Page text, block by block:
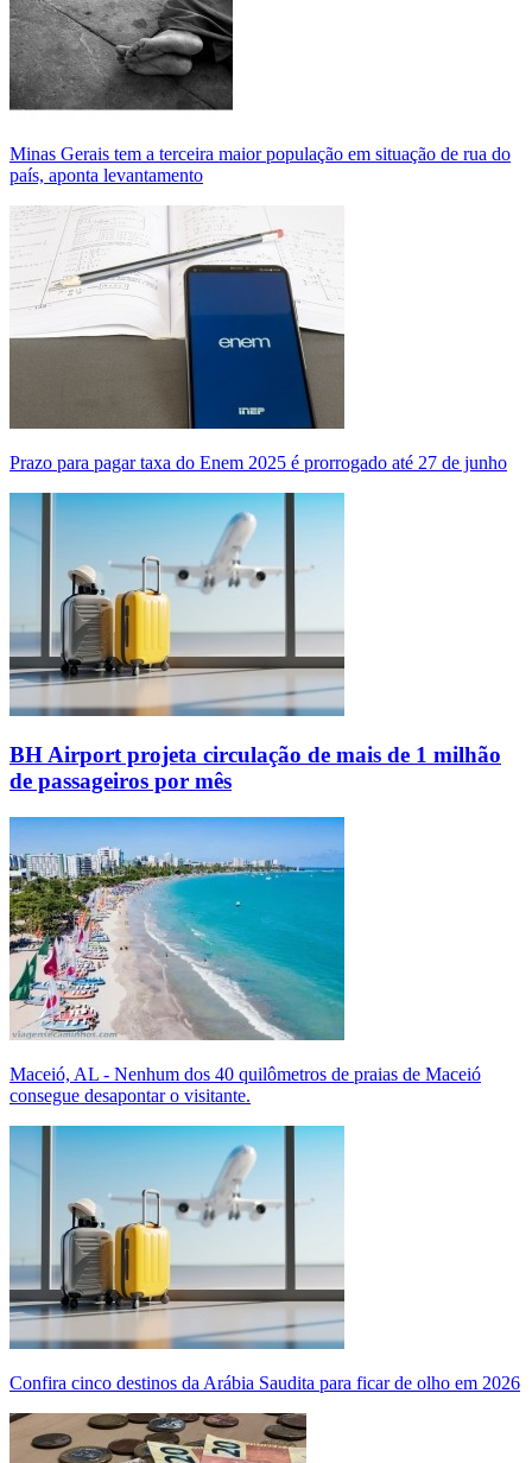
Minas Gerais tem a terceira maior população em situação de rua do
país, aponta levantamento
Prazo para pagar taxa do Enem 2025 é prorrogado até 27 de junho
BH Airport projeta circulação de mais de 1 milhão
de passageiros por mês
Maceió, AL - Nenhum dos 40 quilômetros de praias de Maceió
consegue desapontar o visitante.
Confira cinco destinos da Arábia Saudita para ficar de olho em 2026